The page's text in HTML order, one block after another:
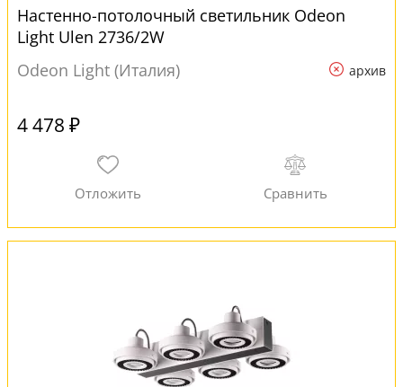
Настенно-потолочный светильник Odeon
Light Ulen 2736/2W
Odeon Light (Италия)
архив
4 478 ₽